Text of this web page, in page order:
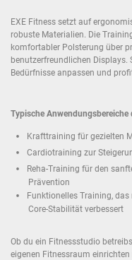
EXE Fitness setzt auf
robuste Materialien. Die
komfortabler Polsterung über
benutzerfreundlichen Displays.
Bedürfnisse anpassen und
Typische Anwendungsbereiche
Krafttraining für gezielten
Cardiotraining zur
Reha-Training für den
Prävention
Funktionelles Training,
Core-Stabilität verbessert
Ob du ein Fitnessstudio
eigenen Fitnessraum